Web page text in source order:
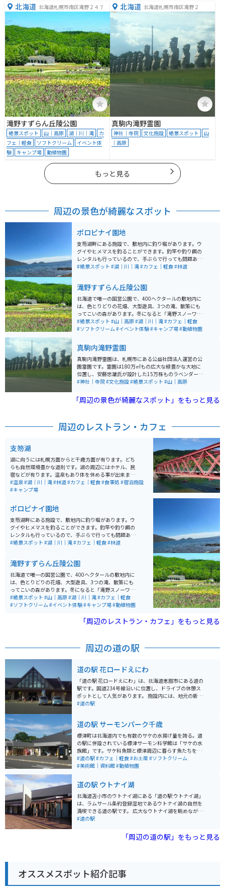
北海道 北海道札幌市南区滝野２４７
滝野すずらん丘陵公園
絶景スポット 山｜高原 湖｜川｜滝
カ
フェ｜軽食
ソフトクリーム
イベント体
験
キャンプ場 動植物園
北海道 北海道札幌市南区滝野２
真駒内滝野霊園
神社｜寺院 文化施設 絶景スポット
山
｜高原
もっと見る
周辺の景色が綺麗なスポット
ポロピナイ園地
支笏湖畔にある施設で、敷地内に釣り堀があります。ウ
グイやヒメマスを釣ることができます。釣竿や釣り餌の
レンタルも行っているので、手ぶらで行っても問題あり
ません。しかし、冬期間は営業していないため、注意が
四季折々の自然溢れる風景を見せてくれます。支笏湖で
採れる魚でもっとも代表される魚が「姫鱒（ヒメマ
ス）」で、綺麗な水とプランクトンを多く食べて育った
姫鱒の身は、まさにサーモンピンク色をし、脂がのった
まさに旬の魚です。 姫鱒は、主に市場で取引きされ、料
亭やお寿司店で販売されるため、普段なかなか食べられ
堪能することができます。 日本一水質が良い湖と呼ば
れ、湖の周辺は衛生管理を徹底的にしているだけあっ
て、湖底まで見えるほど透明度が高く、泳いでいる魚が
見えます。近隣には温泉が豊富にあるので、外で冷えた
体を温めることもできます。
#絶景スポット #湖｜川｜滝#カフェ｜軽食#林道
滝野すずらん丘陵公園
北海道で唯一の国営公園で、400ヘクタールの敷地内に
は、色とりどりの花畑、大型遊具、3つの滝、散策にも
ってこいの森があります。冬になると「滝野スノーワー
ルド」と名前を変えて冬季オープンされ、さまざまな雪
遊びを楽しめるスポットです。
#絶景スポット #山｜高原#湖｜川｜滝#カフェ｜軽食
#ソフトクリーム#イベント体験#キャンプ場#動植物園
真駒内滝野霊園
真駒内滝野霊園は、札幌市にある公益社団法人運営の公
園霊園です。霊園は180万㎡もの広大な緑豊かな大地に
位置し、安藤忠雄氏が設計した15万株ものラベンダーが
あり、モアイ像も配置されています。 周辺には滝野すず
売店、喫茶などの設備が充実しています。霊園は暗いと
いうイメージを変え、観光客にも大人気の観光スポット
アイ像の写真を取ったりしています。他にも頭大仏とい
#神社｜寺院#文化施設#絶景スポット #山｜高原
「周辺の景色が綺麗なスポット」をもっと見る
周辺のレストラン・カフェ
支笏湖
湖に向うには札幌方面からと千歳方面が有ります。どち
らも自然環境豊かな道則です。湖の周辺にはホテル、民
宿などが有ります。温泉もあり体を休める事が出来ま
す。夏は、キャンプも出来ます。ランチだけでも楽しめ
るお店が数軒有ります。
#温泉#湖｜川｜滝#林道#カフェ｜軽食#食事処 #宿泊施設
#キャンプ場
ポロピナイ園地
支笏湖畔にある施設で、敷地内に釣り堀があります。ウ
グイやヒメマスを釣ることができます。釣竿や釣り餌の
レンタルも行っているので、手ぶらで行っても問題あり
ません。しかし、冬期間は営業していないため、注意が
四季折々の自然溢れる風景を見せてくれます。支笏湖で
採れる魚でもっとも代表される魚が「姫鱒（ヒメマ
ス）」で、綺麗な水とプランクトンを多く食べて育った
姫鱒の身は、まさにサーモンピンク色をし、脂がのった
まさに旬の魚です。 姫鱒は、主に市場で取引きされ、料
亭やお寿司店で販売されるため、普段なかなか食べられ
が、毎朝新鮮な姫鱒を釣るため、リーズナブルな価格で
見えます。近隣には温泉が豊富にあるので、外で冷えた
#絶景スポット #湖｜川｜滝#カフェ｜軽食#林道
滝野すずらん丘陵公園
北海道で唯一の国営公園で、400ヘクタールの敷地内に
は、色とりどりの花畑、大型遊具、3つの滝、散策にも
ってこいの森があります。冬になると「滝野スノーワー
ルド」と名前を変えて冬季オープンされ、さまざまな雪
遊びを楽しめるスポットです。
#絶景スポット #山｜高原#湖｜川｜滝#カフェ｜軽食
#ソフトクリーム#イベント体験#キャンプ場#動植物園
「周辺のレストラン・カフェ」をもっと見る
周辺の道の駅
道の駅 花ロードえにわ
「道の駅 花ロードえにわ」は、北海道恵庭市にある道の
駅です。国道234号線沿いに位置し、ドライブの休憩ス
ポットとして人気があります。 施設内には、地元の新鮮
な農産物を販売する直売所や、軽食コーナー、観光案内
で訪れる場合、駐車場も広々としているので安心です。
道の駅周辺には、恵庭渓谷やえこりん村など、自然豊か
な観光スポットも点在しており、ツーリングの拠点とし
ても最適です。 恵庭市は、花の苗木の生産が盛んな地域
としても知られています。道の駅では、季節ごとに色と
りどりの花々を楽しむことができます。お土産には、地
#道の駅
道の駅 サーモンパーク千歳
標津町は北海道内でも有数のサケの水揚げ量を誇る。道
の駅に併設されている標津サーモン科学館は「サケの水
族館」です。サケ科魚類と標津周辺に暮らす魚たちを展
示しています。 カフェスペースでは食事の他、別海産牛
乳と標津産牛乳のソフトクリームがあり食べ比べができ
きます。
#道の駅#カフェ｜軽食#お土産#ソフトクリーム
#美術館｜資料館#動植物園
道の駅 ウトナイ湖
北海道苫小市のウトナイ湖にある「道の駅 ウトナイ湖」
は、ラムサール条約登録湿地であるウトナイ湖の自然を
満喫できる道の駅です。 広大なウトナイ湖を眺めながら
食事を楽しめるレストランや、地元の特産品を販売する
っぷり使った料理の数々。 苫小と言えばホッキ貝が有名
畔からは、四季折々の美しい自然を眺めることができま
す。 道の駅 ウトナイ湖は、自然を満喫しながら、地元の
美味しいものを楽しめる場所です。
#道の駅
「周辺の道の駅」をもっと見る
オススメスポット紹介記事